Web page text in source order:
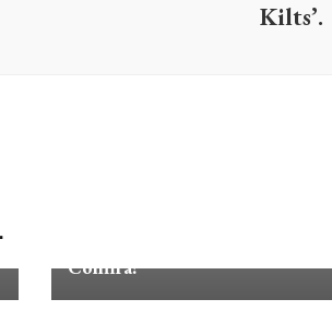
Kilts’.
Confira!